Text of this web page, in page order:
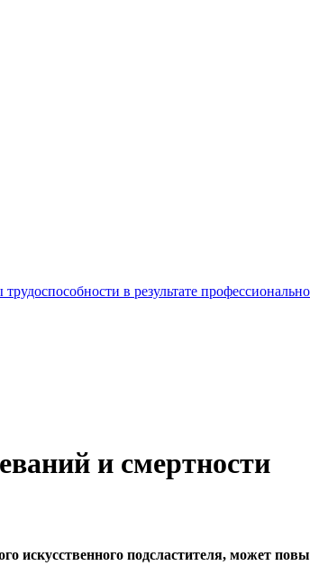
в результате
и смертности
искусственного подсластителя, может